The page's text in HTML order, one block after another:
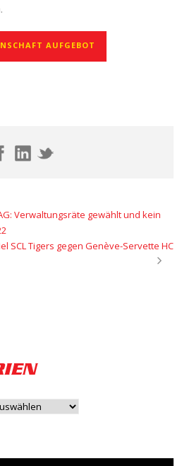
AUFGEBOT
Verwaltungsräte gewählt und kein
SCL Tigers gegen Genève-Servette HC